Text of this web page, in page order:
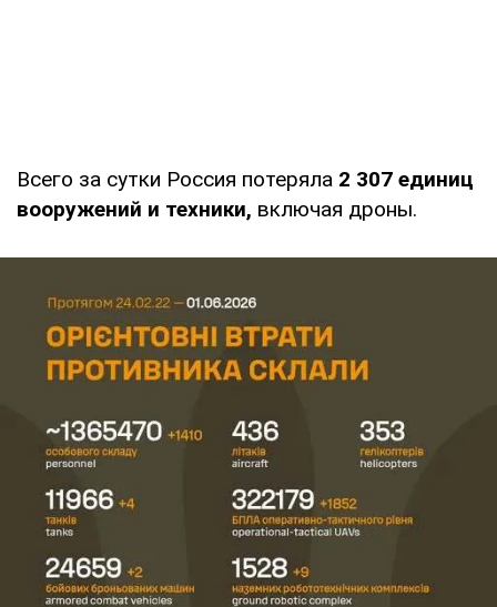
Всего за сутки Россия потеряла 2 307 единиц
вооружений и техники, включая дроны.